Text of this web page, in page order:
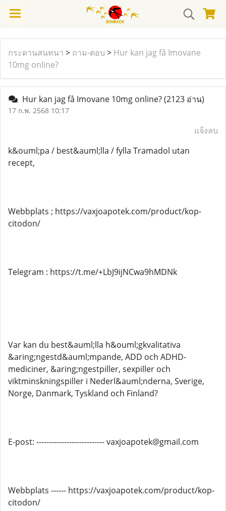
กระดานสนทนา > ถาม-ตอบ > Hur kan jag få Imovane
10mg online?
Hur kan jag få Imovane 10mg online?(2123 อ่าน)
17 ก.พ. 2568 10:17
แจ้งลบ
k&ouml;pa / best&auml;lla / fylla Tramadol utan
recept,
Webbplats ; https://vaxjoapotek.com/product/kop-
citodon/
Telegram : https://t.me/+LbJ9ijNCwa9hMDNk
Var kan du best&auml;lla h&ouml;gkvalitativa
&aring;ngestd&auml;mpande, ADD och ADHD-
mediciner, &aring;ngestpiller, sexpiller och
viktminskningspiller i Nederl&auml;nderna, Sverige,
Norge, Danmark, Tyskland och Finland?
E-post: --------------------------- vaxjoapotek@gmail.com
Webbplats ------ https://vaxjoapotek.com/product/kop-
citodon/